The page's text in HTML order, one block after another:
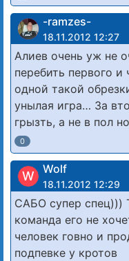
-ramzes-
18.11.2012 12:27
Алиев очень уж не
перебить первого и
одной такой
унылая игра… За
грызть, а не в пол
0
W Wolf
18.11.2012 12:29
САБО супер спец)))
команда его не
человек говно и
подпевке у кротов